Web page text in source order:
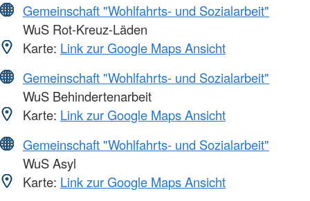
Gemeinschaft "Wohlfahrts- und Sozialarbeit"
WuS Rot-Kreuz-Läden
Karte: Link zur Google Maps Ansicht
Gemeinschaft "Wohlfahrts- und Sozialarbeit"
WuS Behindertenarbeit
Karte: Link zur Google Maps Ansicht
Gemeinschaft "Wohlfahrts- und Sozialarbeit"
WuS Asyl
Karte: Link zur Google Maps Ansicht